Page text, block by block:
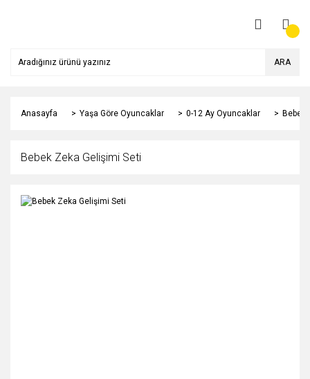
ARA
Anasayfa Yaşa Göre Oyuncaklar 0-12 Ay Oyuncaklar Bebek
Bebek Zeka Gelişimi Seti